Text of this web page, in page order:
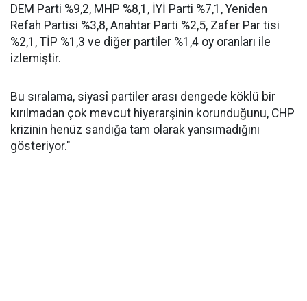
DEM Parti %9,2, MHP %8,1, İYİ Parti %7,1, Yeniden
Refah Partisi %3,8, Anahtar Parti %2,5, Zafer Par tisi
%2,1, TİP %1,3 ve diğer partiler %1,4 oy oranları ile
izlemiştir.
Bu sıralama, siyasî partiler arası dengede köklü bir
kırılmadan çok mevcut hiyerarşinin korunduğunu, CHP
krizinin henüz sandığa tam olarak yansımadığını
gösteriyor."